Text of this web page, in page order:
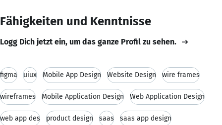
Fähigkeiten und Kenntnisse
Logg Dich jetzt ein, um das ganze Profil zu sehen.
figma uiux Mobile App Design Website Design wire frames
wireframes Mobile Application Design Web Application Design
web app des product design saas saas app design